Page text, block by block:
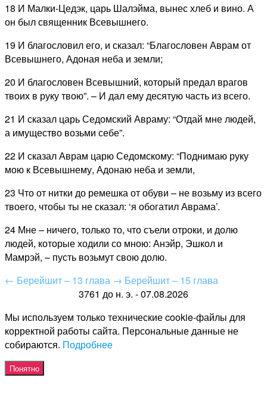
18 И Малки-Цедэк, царь Шалэйма, вынес хлеб и вино. А
он был священник Всевышнего.
19 И благословил его, и сказал: “Благословен Аврам от
Всевышнего, Адоная неба и земли;
20 И благословен Всевышний, который предал врагов
твоих в руку твою”. – И дал ему десятую часть из всего.
21 И сказал царь Седомский Авраму: “Отдай мне людей,
а имущество возьми себе”.
22 И сказал Аврам царю Седомскому: “Поднимаю руку
мою к Всевышнему, Адонаю неба и земли,
23 Что от нитки до ремешка от обуви – не возьму из всего
твоего, чтобы ты не сказал: ‘я обогатил Аврама’.
24 Мне – ничего, только то, что съели отроки, и долю
людей, которые ходили со мною: Анэйр, Эшкол и
Мамрэй, – пусть возьмут свою долю.
← Берейшит – 13 глава → Берейшит – 15 глава
3761 до н. э. - 07.08.2026
Мы используем только технические cookie-файлы для
корректной работы сайта. Персональные данные не
собираются. Подробнее
Понятно